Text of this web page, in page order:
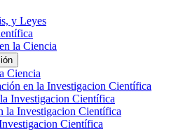
y Leyes
la Ciencia
Ciencia
en la Investigacion Científica
Investigacion Científica
la Investigacion Científica
Científica